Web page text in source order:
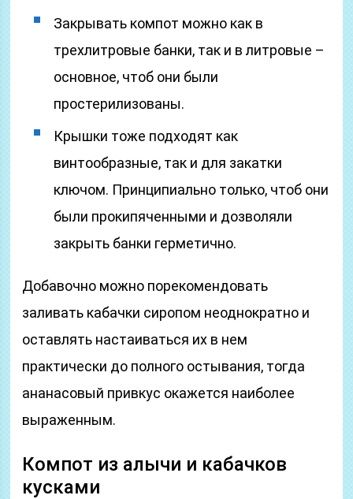
Закрывать компот можно как в
трехлитровые банки, так и в литровые –
основное, чтоб они были
простерилизованы.
Крышки тоже подходят как
винтообразные, так и для закатки
ключом. Принципиально только, чтоб они
были прокипяченными и дозволяли
закрыть банки герметично.
Добавочно можно порекомендовать
заливать кабачки сиропом неоднократно и
оставлять настаиваться их в нем
практически до полного остывания, тогда
ананасовый привкус окажется наиболее
выраженным.
Компот из алычи и кабачков
кусками